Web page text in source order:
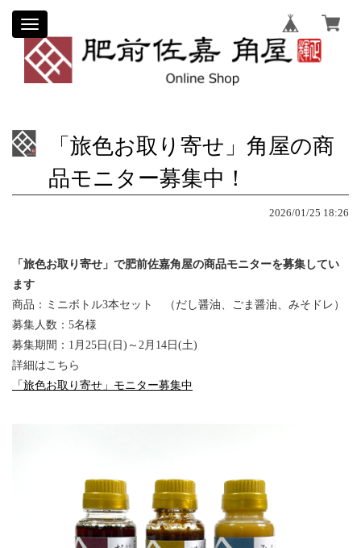
Toggle
navigation
「旅色お取り寄せ」角屋の商
品モニター募集中！
2026/01/25 18:26
「旅色お取り寄せ」で肥前佐嘉角屋の商品モニターを募集してい
ます
商品：ミニボトル3本セット （だし醤油、ごま醤油、みそドレ）
募集人数：5名様
募集期間：1月25日(日)～2月14日(土)
詳細はこちら
「旅色お取り寄せ」モニター募集中